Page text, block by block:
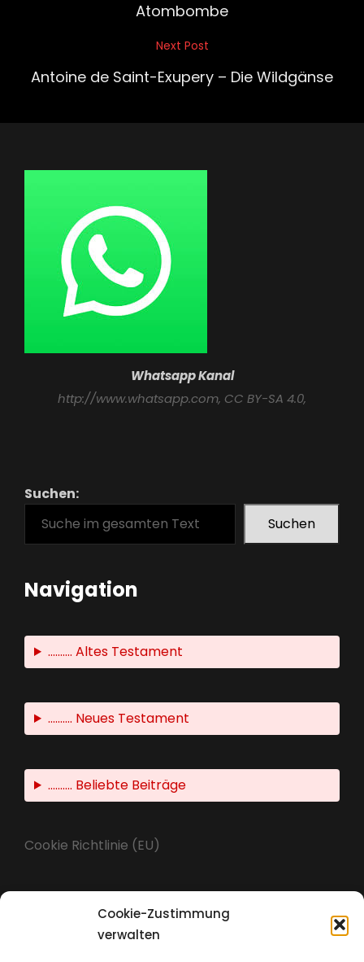
Cookie-Zustimmung
verwalten
Atombombe
Post
Next Post
Antoine de Saint-Exupery – Die Wildgänse
Whatsapp Kanal
http://www.whatsapp.com, CC BY-SA 4.0,
Suchen:
Suchen
Navigation
.......... Altes Testament
.......... Neues Testament
.......... Beliebte Beiträge
Cookie Richtlinie (EU)